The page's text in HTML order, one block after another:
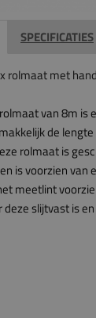
SPECIFICATIES
rolmaat met
van 8m is
de
rolmaat is
is voorzien van
meetlint
slijtvast is